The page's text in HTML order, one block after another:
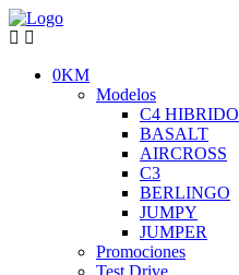
0KM
Modelos
C4 HIBRIDO
BASALT
AIRCROSS
C3
BERLINGO
JUMPY
JUMPER
Promociones
Test Drive